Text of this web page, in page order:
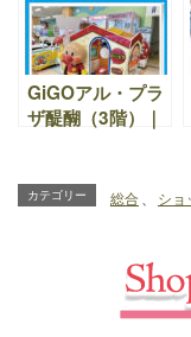
GiGOアル・プラ
ザ醍醐（3階）｜
GiGOアル・プラ
カテゴリー 総合 ショ